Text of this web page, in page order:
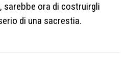
sarebbe ora di costruirgli
di una sacrestia.